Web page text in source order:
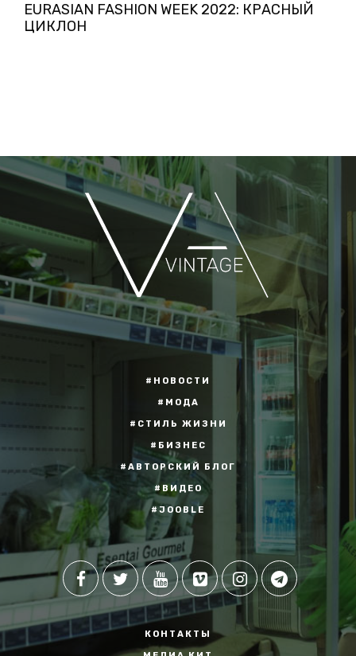
EURASIAN FASHION WEEK 2022: КРАСНЫЙ
ЦИКЛОН
#НОВОСТИ
#МОДА
#СТИЛЬ ЖИЗНИ
#БИЗНЕС
#АВТОРСКИЙ БЛОГ
#ВИДЕО
#JOOBLE
КОНТАКТЫ